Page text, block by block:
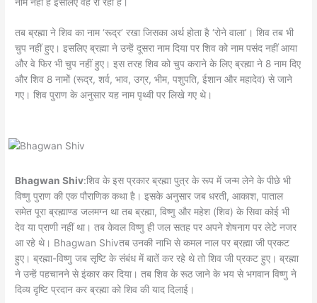
तब ब्रह्मा ने शिव का नाम ‘रूद्र’ रखा जिसका अर्थ होता है ‘रोने वाला’। शिव तब भी
चुप नहीं हुए। इसलिए ब्रह्मा ने उन्हें दूसरा नाम दिया पर शिव को नाम पसंद नहीं आया
और वे फिर भी चुप नहीं हुए। इस तरह शिव को चुप कराने के लिए ब्रह्मा ने 8 नाम दिए
और शिव 8 नामों (रूद्र, शर्व, भाव, उग्र, भीम, पशुपति, ईशान और महादेव) से जाने
गए। शिव पुराण के अनुसार यह नाम पृथ्वी पर लिखे गए थे।
Bhagwan Shiv:शिव के इस प्रकार ब्रह्मा पुत्र के रूप में जन्म लेने के पीछे भी
विष्णु पुराण की एक पौराणिक कथा है। इसके अनुसार जब धरती, आकाश, पाताल
समेत पूरा ब्रह्माण्ड जलमग्न था तब ब्रह्मा, विष्णु और महेश (शिव) के सिवा कोई भी
देव या प्राणी नहीं था। तब केवल विष्णु ही जल सतह पर अपने शेषनाग पर लेटे नजर
आ रहे थे। Bhagwan Shivतब उनकी नाभि से कमल नाल पर ब्रह्मा जी प्रकट
हुए। ब्रह्मा-विष्णु जब सृष्टि के संबंध में बातें कर रहे थे तो शिव जी प्रकट हुए। ब्रह्मा
ने उन्हें पहचानने से इंकार कर दिया। तब शिव के रूठ जाने के भय से भगवान विष्णु ने
दिव्य दृष्टि प्रदान कर ब्रह्मा को शिव की याद दिलाई।